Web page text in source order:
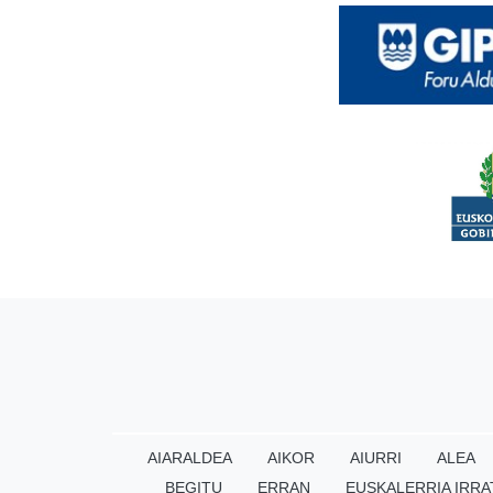
AIARALDEA AIKOR AIURRI ALEA
BEGITU
ERRAN EUSKALERRIA